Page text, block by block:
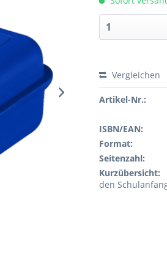
Vergleichen
Artikel-Nr.:
ISBN/EAN:
Format:
Seitenzahl:
Kurzübersicht:
den